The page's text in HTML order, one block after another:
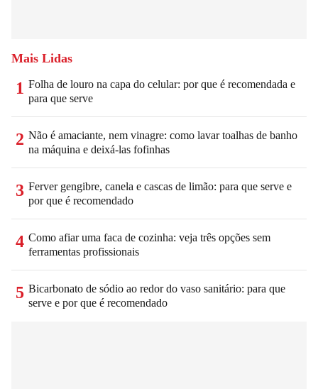
Mais Lidas
1 Folha de louro na capa do celular: por que é recomendada e
para que serve
2 Não é amaciante, nem vinagre: como lavar toalhas de banho
na máquina e deixá-las fofinhas
3 Ferver gengibre, canela e cascas de limão: para que serve e
por que é recomendado
4 Como afiar uma faca de cozinha: veja três opções sem
ferramentas profissionais
5 Bicarbonato de sódio ao redor do vaso sanitário: para que
serve e por que é recomendado